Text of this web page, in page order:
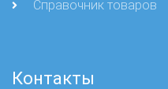
Справочник товаров
Контакты